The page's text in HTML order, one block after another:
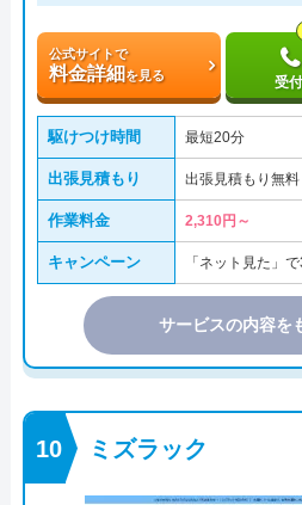
公式サイトで
料金詳細を見る 受
駆けつけ時間 最短20分
出張見積もり 出張見積もり無料
作業料金 2,310円～
キャンペーン 「ネット見た」
サービスの内容を
ミズラック